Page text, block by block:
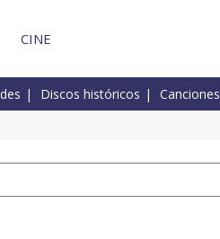
CINE
Discos históricos Canciones